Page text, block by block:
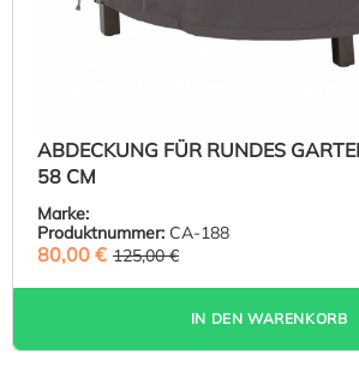
ABDECKUNG FÜR RUNDES
58 CM
Marke:
Produktnummer: CA-188
80,00 € 125,00 €(36% GESPART)
IN DEN WARENKORB